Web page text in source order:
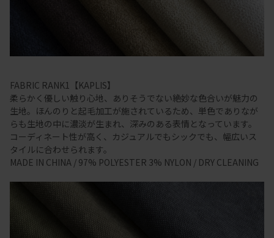
FABRIC RANK1【KAPLIS】
柔らかく優しい触り心地、ありそうでない絶妙な色合いが魅力の
生地。ほんのりと起毛加工が施されているため、単色でありなが
らも生地の中に濃淡が生まれ、深みのある表情となっています。
コーディネート性が高く、カジュアルでもシックでも、幅広いス
タイルに合わせられます。
MADE IN CHINA / 97% POLYESTER 3% NYLON / DRY CLEANING